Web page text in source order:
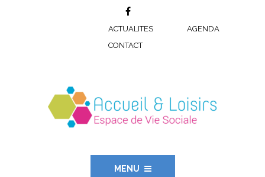
ACTUALITES
AGENDA
CONTACT
MENU